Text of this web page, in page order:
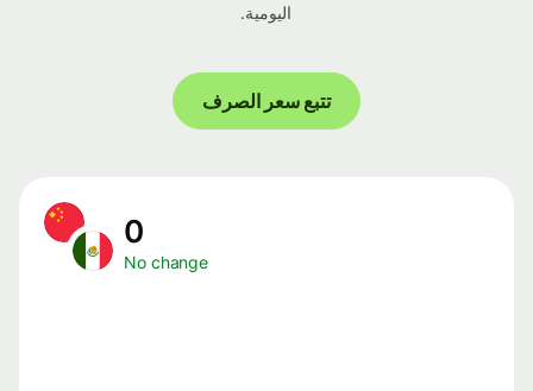
اليومية.
تتبع سعر الصرف
No change